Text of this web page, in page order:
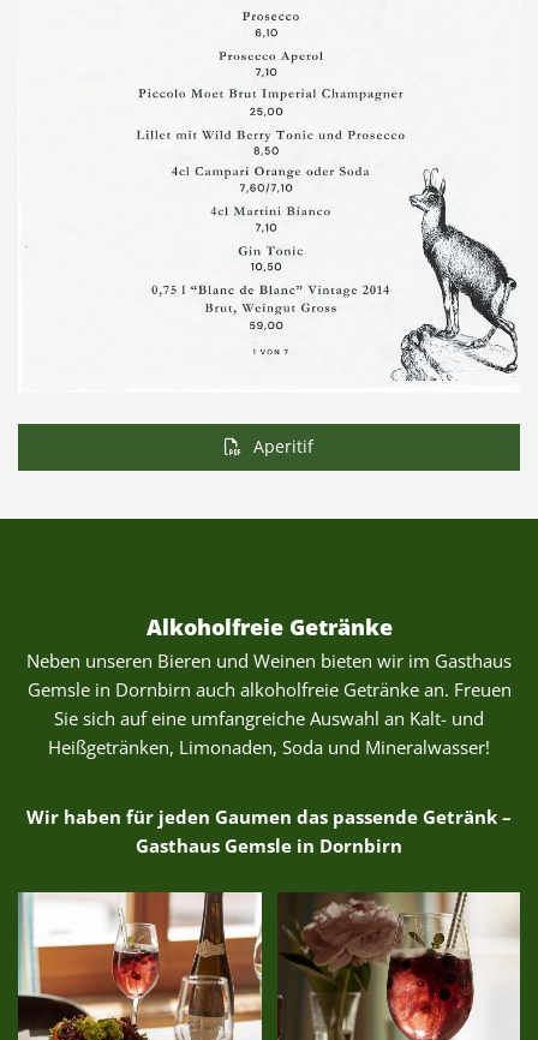
Aperitif
Alkoholfreie Getränke
Neben unseren Bieren und Weinen bieten wir im Gasthaus
Gemsle in Dornbirn auch alkoholfreie Getränke an. Freuen
Sie sich auf eine umfangreiche Auswahl an Kalt- und
Heißgetränken, Limonaden, Soda und Mineralwasser!
Wir haben für jeden Gaumen das passende Getränk –
Gasthaus Gemsle in Dornbirn